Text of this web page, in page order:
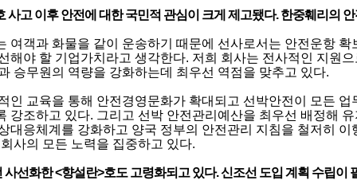
사고 이후 안전에 대한 국민적 관심이 크게 제고됐다. 한중훼리의
여객과 화물을 같이 운송하기 때문에 선사로서는 안전운항
해야 할 기업가치라고 생각한다. 저희 회사는 전사적인 지원
승무원의 역량을 강화하는데 최우선 역점을 맞추고 있다.
인 교육을 통해 안전경영문화가 확대되고 선박안전이 모든
강조하고 있다. 그리고 선박 안전관리예산을 최우선 배정해
대응체계를 강화하고 양국 정부의 안전관리 지침을 철저히
사의 모든 노력을 집중하고 있다.
사선화한 <향설란>호도 고령화되고 있다. 신조선 도입 계획 수립이